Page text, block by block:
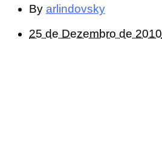
By arlindovsky
25 de Dezembro de 2010